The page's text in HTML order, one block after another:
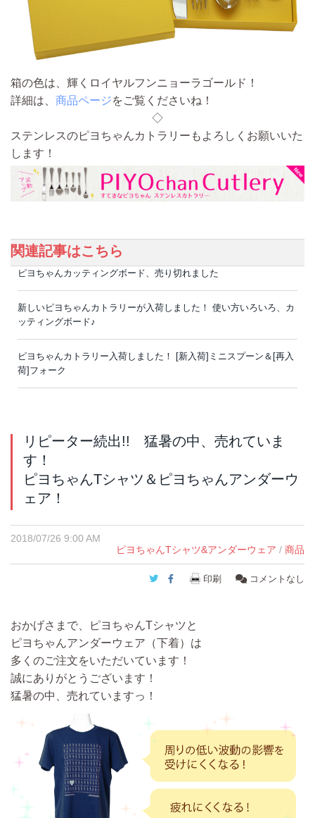
箱の色は、 輝くロイヤルフンニョーラゴールド！
詳細は、 商品ページをご覧くださいね！
◇
ステンレスのピヨちゃんカトラリーもよろしくお願いいた
します！
関連記事はこちら
ピヨちゃんカッティングボード、売り切れました
新しいピヨちゃんカトラリーが入荷しました！ 使い方いろいろ、カ
ッティングボード♪
ピヨちゃんカトラリー入荷しました！ [新入荷]ミニスプーン＆[再入
荷]フォーク
リピーター続出!! 猛暑の中、売れていま
す！
ピヨちゃんTシャツ＆ピヨちゃんアンダーウ
ェア！
2018/07/26 9:00 AM
ピヨちゃんTシャツ&アンダーウェア / 商品
Twitter
Facebook
印刷 コメントなし
おかげさまで、ピヨちゃんTシャツと
ピヨちゃんアンダーウェア（下着）は
多くのご注文をいただいています！
誠にありがとうございます！
猛暑の中、売れていますっ！